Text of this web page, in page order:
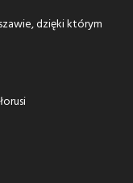
dzięki którym